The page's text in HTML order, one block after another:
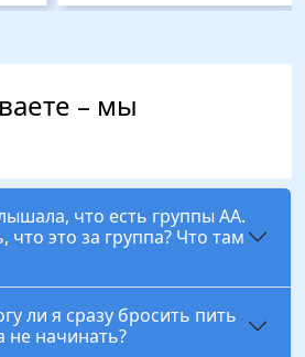
– мы
что есть группы АА.
это за группа? Что там
ли я сразу бросить пить
не начинать?